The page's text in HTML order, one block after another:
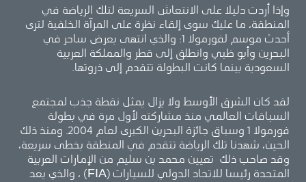
وإذا أردت دليلا على الانتعاش السريعة لتلك الرياضة في
المنطقة، ما عليك سوى إلقاء نظرة على المرآة الخلفية لترى
أحدث موسم لفورمولا 1: والذي انتهى بعرض ساحر في
البحرين وأبو ظبي وانطلق إلى قطر والمملكة العربية
السعودية بينما كانت البطولة تتقدم إلى ذروتها.
لقد كان الشرق الأوسط ولا يزال يمثل نقطة جذب لمجتمع
السباقات العالمي منذ مشاركته لأول مرة في بطولة
فورمولا 1 وسباق جائزة البحرين الكبرى لعام 2004. ومنذ ذلك
الحين، شهدنا تلك الرياضة تتقدم في المنطقة بخطى سريعة،
وقد صاحب ذلك تعيين محمد بن سليم من الإمارات العربية
المتحدة رئيسا للاتحاد الدولي للسيارات (FIA) ، والذي يعد